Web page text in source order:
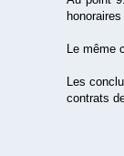
Le même
Les
contrats